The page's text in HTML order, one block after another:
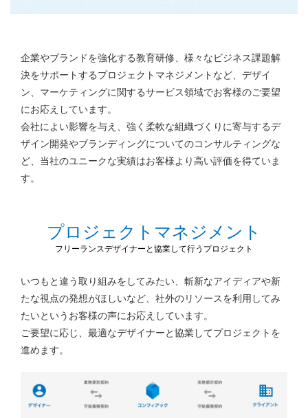
企業やブランドを強化する教育研修、様々なビジネス課題解
決をサポートするプロジェクトマネジメントなど、 デザイ
ン、マーケティングに関するサービス領域でお客様のご要望
にお応えしています。
会社によい影響を与え、強く柔軟な組織づくりに寄与するデ
ザイン開発やブランディングについてのコンサルティングな
ど、 当社のユニークな実績はお客様より高い評価を得ていま
す。
プロジェクトマネジメント
フリーランスデザイナーと協業して行うプロジェクト
いつもと違う取り組みをしてみたい、斬新なアイディアや新
たな視点の発想がほしいなど、 社外のリソースを利用してみ
たいというお客様の声にお応えしています。
ご要望に応じ、最適なデザイナーと協業してプロジェクトを
進めます。